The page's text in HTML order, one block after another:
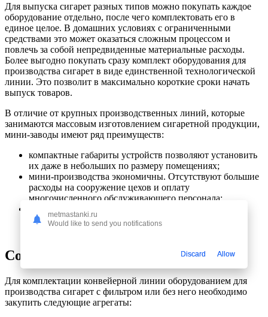
Для выпуска сигарет разных типов можно покупать каждое
оборудование отдельно, после чего комплектовать его в
единое целое. В домашних условиях с ограниченными
средствами это может оказаться сложным процессом и
повлечь за собой непредвиденные материальные расходы.
Более выгодно покупать сразу комплект оборудования для
производства сигарет в виде единственной технологической
линии. Это позволит в максимально короткие сроки начать
выпуск товаров.
В отличие от крупных производственных линий, которые
занимаются массовым изготовлением сигаретной продукции,
мини-заводы имеют ряд преимуществ:
компактные габариты устройств позволяют установить
их даже в небольших по размеру помещениях;
мини-производства экономичны. Отсутствуют большие
расходы на сооружение цехов и оплату
многочисленного обслуживающего персонала;
производственной линии в другом помещении без
Состав производственной линии
Для комплектации конвейерной линии оборудованием для
производства сигарет с фильтром или без него необходимо
закупить следующие агрегаты:
metmastanki.ru
Would like to send you notifications
Discard Allow